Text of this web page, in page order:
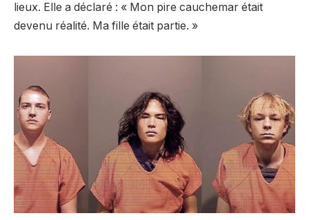
lieux. Elle a déclaré : « Mon pire cauchemar était
devenu réalité. Ma fille était partie. »